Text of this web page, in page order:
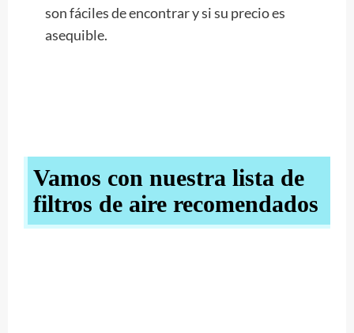
son fáciles de encontrar y si su precio es
asequible.
Vamos con nuestra lista de
filtros de aire recomendados